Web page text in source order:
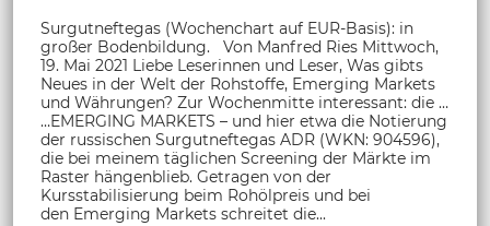
Surgutneftegas (Wochenchart auf EUR-Basis): in
großer Bodenbildung. Von Manfred Ries Mittwoch,
19. Mai 2021 Liebe Leserinnen und Leser, Was gibts
Neues in der Welt der Rohstoffe, Emerging Markets
und Währungen? Zur Wochenmitte interessant: die …
…EMERGING MARKETS – und hier etwa die Notierung
der russischen Surgutneftegas ADR (WKN: 904596),
die bei meinem täglichen Screening der Märkte im
Raster hängenblieb. Getragen von der
Kursstabilisierung beim Rohölpreis und bei
den Emerging Markets schreitet die...